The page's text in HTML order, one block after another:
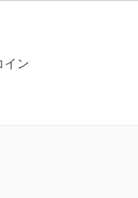
イン